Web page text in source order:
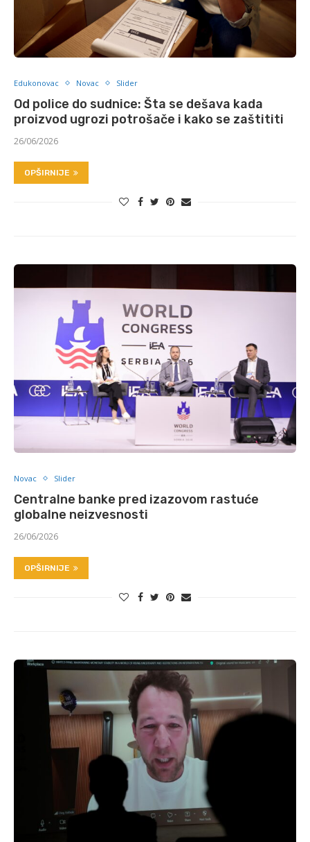
Edukonovac Novac Slider
Od police do sudnice: Šta se dešava kada
proizvod ugrozi potrošače i kako se zaštititi
26/06/2026
OPŠIRNIJE
Novac Slider
Centralne banke pred izazovom rastuće
globalne neizvesnosti
26/06/2026
OPŠIRNIJE